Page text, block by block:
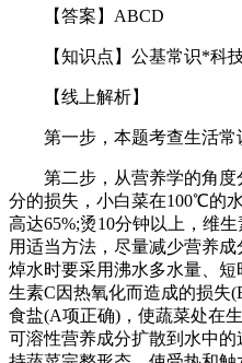
【答案】ABCD
【知识点】公基常识*科技
【线上解析】
第一步，本题考查生活常
第二步，从营养学的角度
分的损失，小白菜在100℃的
高达65%;烫10分钟以上，维
用适当方法，尽量减少营养
焯水时要采用沸水多水量、
生素C因热氧化而造成的损失
食盐(A项正确)，使蔬菜处在
可溶性营养成分扩散到水中